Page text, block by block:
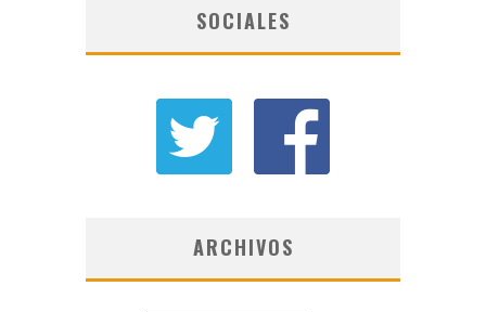
SOCIALES
ARCHIVOS